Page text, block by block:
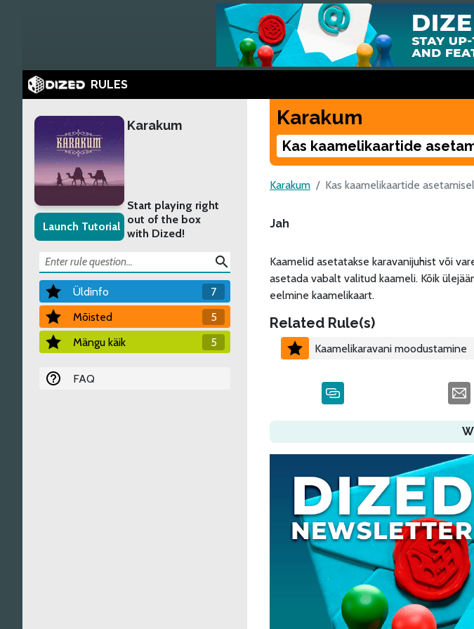
RULES
Launch Tutorial
Karakum
Start playing right
out of the box
with Dized!
search
Üldinfo
7
Mõisted
5
Mängu käik
5
FAQ
Karakum
Kas kaamelikaartide
Karakum Kas kaamelikaartide
Jah
Kaamelid asetatakse karavanijuhist või
asetada vabalt valitud kaameli. Kõik
eelmine kaamelikaart.
Related Rule(s)
Kaamelikaravani moodustamine